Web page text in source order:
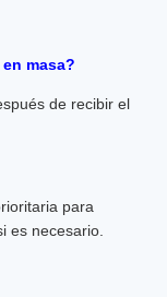
masa?
de recibir el
para
es necesario.